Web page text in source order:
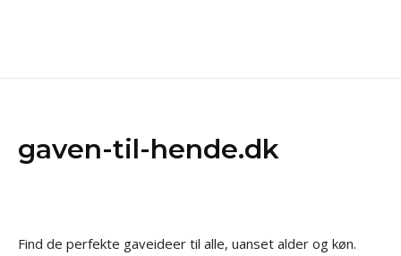
gaven-til-hende.dk
Find de perfekte gaveideer til alle, uanset alder og køn.